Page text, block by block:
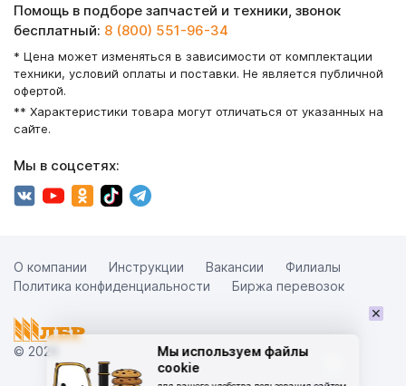
Мы используем файлы
cookie
Помощь в подборе запчастей и техники, звонок
бесплатный: 8 (800) 551-96-34
* Цена может изменяться в зависимости от комплектации
техники, условий оплаты и поставки. Не является публичной
офертой.
** Характеристики товара могут отличаться от указанных на
сайте.
Мы в соцсетях:
© 2026
О компании Инструкции Вакансии
Филиалы
Политика конфиденциальности
Биржа перевозок
×